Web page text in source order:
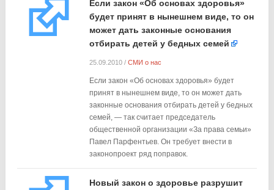
Если закон «Об основах здоровья»
будет принят в нынешнем виде, то он
может дать законные основания
отбирать детей у бедных семей
25.09.2010/ СМИ о нас
Если закон «Об основах здоровья» будет
принят в нынешнем виде, то он может дать
законные основания отбирать детей у бедных
семей, — так считает председатель
общественной организации «За права семьи»
Павел Парфентьев. Он требует внести в
законопроект ряд поправок.
Новый закон о здоровье разрушит